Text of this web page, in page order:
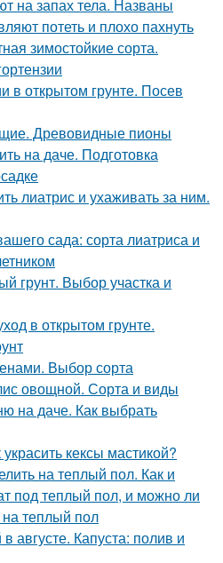
на запах тела. Названы
потеть и плохо пахнуть
зимостойкие сорта.
в открытом грунте. Посев
Древовидные пионы
на даче. Подготовка
лиатрис и ухаживать за ним.
сада: сорта лиатриса и
грунт. Выбор участка и
в открытом грунте.
Выбор сорта
овощной. Сорта и виды
на даче. Как выбрать
кексы мастикой?
на теплый пол. Как и
под теплый пол, и можно ли
теплый пол
августе. Капуста: полив и